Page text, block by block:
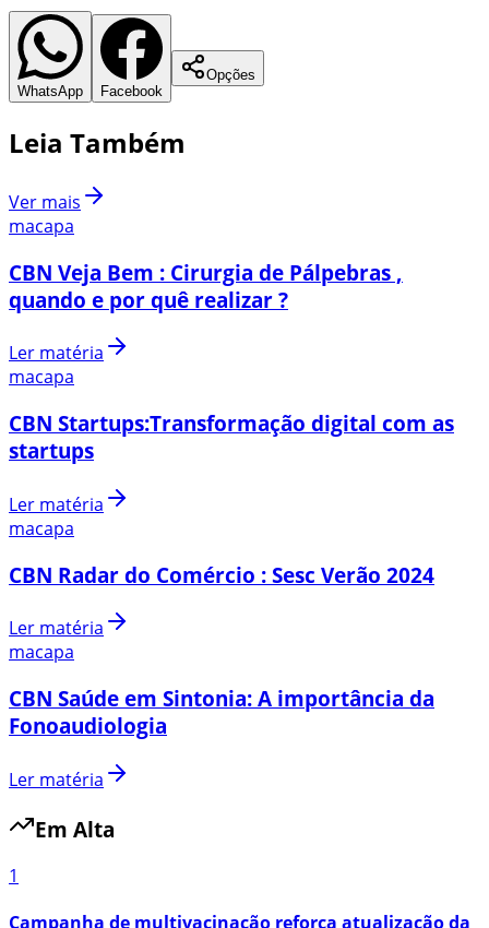
WhatsApp Facebook
Opções
Leia Também
Ver mais
macapa
CBN Veja Bem : Cirurgia de Pálpebras ,
quando e por quê realizar ?
Ler matéria
macapa
CBN Startups:Transformação digital com as
startups
Ler matéria
macapa
CBN Radar do Comércio : Sesc Verão 2024
Ler matéria
macapa
CBN Saúde em Sintonia: A importância da
Fonoaudiologia
Ler matéria
Em Alta
1
Campanha de multivacinação reforça atualização da